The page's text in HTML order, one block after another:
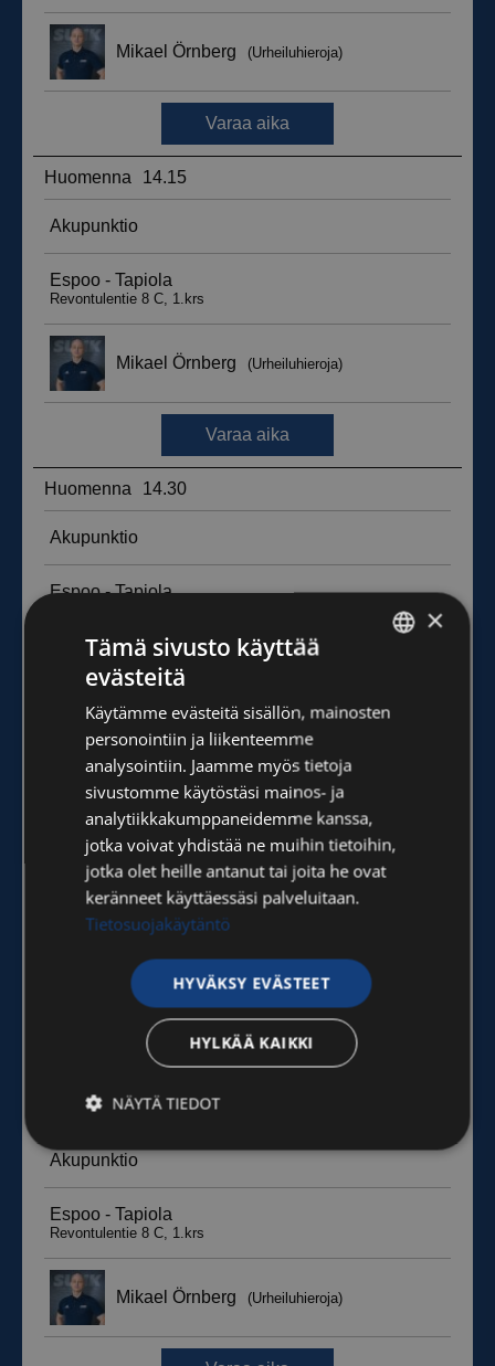
ENGLISH
×
Tämä sivusto käyttää
evästeitä
Käytämme evästeitä sisällön, mainosten
personointiin ja liikenteemme
analysointiin. Jaamme myös tietoja
sivustomme käytöstäsi mainos- ja
analytiikkakumppaneidemme kanssa,
jotka voivat yhdistää ne muihin tietoihin,
jotka olet heille antanut tai joita he ovat
keränneet käyttäessäsi palveluitaan.
Tietosuojakäytäntö
HYVÄKSY EVÄSTEET
HYLKÄÄ KAIKKI
NÄYTÄ TIEDOT
Ehdottomasti
välttämättömät
Suorituskyvylliset
Kohdentavat Toiminnalliset
Luokittelemattomat